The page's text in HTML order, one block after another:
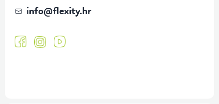
info@flexity.hr